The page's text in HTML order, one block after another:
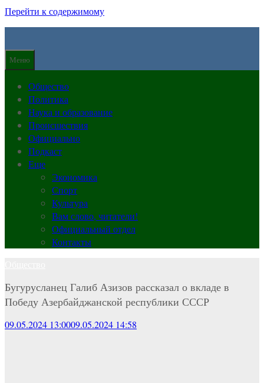
Перейти к содержимому
Меню
Общество
Политика
Наука и образование
Происшествия
Официально
Подкаст
Еще
Экономика
Спорт
Культура
Вам слово, читатели!
Официальный отдел
Контакты
Бугурусланец Галиб Азизов рассказал о вкладе в
Победу Азербайджанской республики СССР
09.05.2024 13:0009.05.2024 14:58